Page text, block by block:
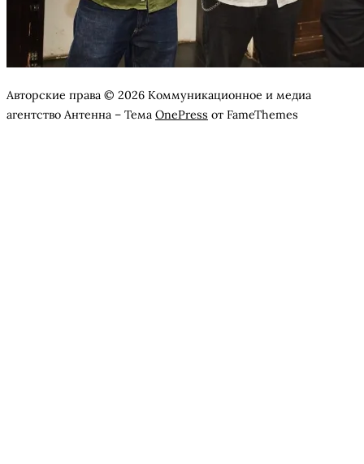
Авторские права © 2026 Коммуникационное и медиа
агентство Антенна – Тема OnePress от FameThemes